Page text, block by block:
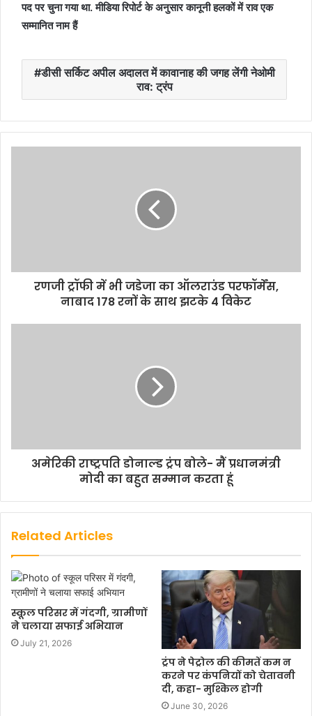
पद पर चुना गया था. मीडिया रिपोर्ट के अनुसार कानूनी हलकों में राव एक
सम्मानित नाम हैं
डीसी सर्किट अपील अदालत में कावानाह की जगह लेंगी नेओमी
राव: ट्रंप
रणजी ट्रॉफी में भी जडेजा का ऑलराउंड परफॉर्मेंस,
नाबाद 178 रनों के साथ झटके 4 विकेट
अमेरिकी राष्‍ट्रपति डोनाल्‍ड ट्रंप बोले- मैं प्रधानमंत्री
मोदी का बहुत सम्मान करता हूं
Related Articles
स्कूल परिसर में गंदगी, ग्रामीणों
ने चलाया सफाई अभियान
July 21, 2026
ट्रंप ने पेट्रोल की कीमतें कम न
करने पर कंपनियों को चेतावनी
दी, कहा- मुश्किल होगी
June 30, 2026